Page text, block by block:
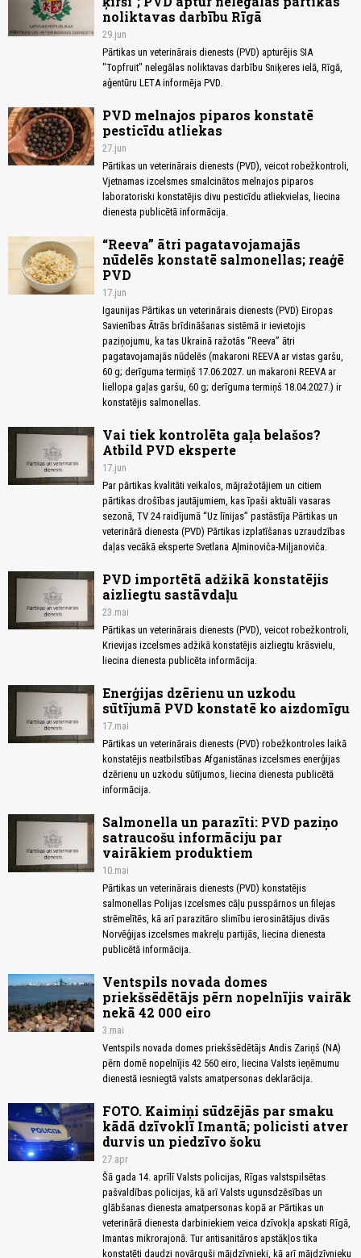
noliktavas darbību Rīgā
29.jun
Pārtikas un veterinārais dienests (PVD) apturējis SIA
"Topfruit" nelegālas noliktavas darbību Sniķeres ielā, Rīgā,
aģentūru LETA informēja PVD.
PVD melnajos piparos konstatē
pesticīdu atliekas
27.jun
Pārtikas un veterinārais dienests (PVD), veicot robežkontroli,
Vjetnamas izcelsmes smalcinātos melnajos piparos
laboratoriski konstatējis divu pesticīdu atliekvielas, liecina
dienesta publicētā informācija.
“Reeva” ātri pagatavojamajās
nūdelēs konstatē salmonellas; reaģē
PVD
17.jun
Igaunijas Pārtikas un veterinārais dienests (PVD) Eiropas
Savienības Ātrās brīdināšanas sistēmā ir ievietojis
paziņojumu, ka tas Ukrainā ražotās “Reeva” ātri
pagatavojamajās nūdelēs (makaroni REEVA ar vistas garšu,
60 g; derīguma termiņš 17.06.2027. un makaroni REEVA ar
liellopa gaļas garšu, 60 g; derīguma termiņš 18.04.2027.) ir
konstatējis salmonellas.
Vai tiek kontrolēta gaļa belašos?
Atbild PVD eksperte
17.jun
Par pārtikas kvalitāti veikalos, mājražotājiem un citiem
pārtikas drošības jautājumiem, kas īpaši aktuāli vasaras
sezonā, TV 24 raidījumā “Uz līnijas” pastāstīja Pārtikas un
veterinārā dienesta (PVD) Pārtikas izplatīšanas uzraudzības
daļas vecākā eksperte Svetlana Aļminoviča-Miļjanoviča.
PVD importētā adžikā konstatējis
aizliegtu sastāvdaļu
23.mai
Pārtikas un veterinārais dienests (PVD), veicot robežkontroli,
Krievijas izcelsmes adžikā konstatējis aizliegtu krāsvielu,
liecina dienesta publicēta informācija.
Enerģijas dzērienu un uzkodu
sūtījumā PVD konstatē ko aizdomīgu
17.mai
Pārtikas un veterinārais dienests (PVD) robežkontroles laikā
konstatējis neatbilstības Afganistānas izcelsmes enerģijas
dzērienu un uzkodu sūtījumos, liecina dienesta publicētā
informācija.
Salmonella un parazīti: PVD paziņo
satraucošu informāciju par
vairākiem produktiem
10.mai
Pārtikas un veterinārais dienests (PVD) konstatējis
salmonellas Polijas izcelsmes cāļu pusspārnos un filejas
strēmelītēs, kā arī parazitāro slimību ierosinātājus divās
Norvēģijas izcelsmes makreļu partijās, liecina dienesta
publicētā informācija.
Ventspils novada domes
priekšsēdētājs pērn nopelnījis vairāk
nekā 42 000 eiro
3.mai
Ventspils novada domes priekšsēdētājs Andis Zariņš (NA)
pērn domē nopelnījis 42 560 eiro, liecina Valsts ieņēmumu
dienestā iesniegtā valsts amatpersonas deklarācija.
FOTO. Kaimiņi sūdzējās par smaku
kādā dzīvoklī Imantā; policisti atver
durvis un piedzīvo šoku
27.apr
Šā gada 14. aprīlī Valsts policijas, Rīgas valstspilsētas
pašvaldības policijas, kā arī Valsts ugunsdzēsības un
glābšanas dienesta amatpersonas kopā ar Pārtikas un
veterinārā dienesta darbiniekiem veica dzīvokļa apskati Rīgā,
Imantas mikrorajonā. Tur antisanitāros apstākļos tika
konstatēti daudzi novārguši mājdzīvnieki, kā arī mājdzīvnieku